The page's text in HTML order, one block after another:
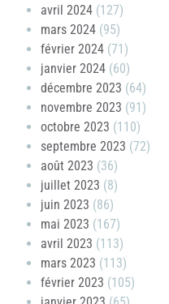
avril 2024 (127)
mars 2024 (95)
février 2024 (71)
janvier 2024 (60)
décembre 2023 (64)
novembre 2023 (91)
octobre 2023 (110)
septembre 2023 (72)
août 2023 (36)
juillet 2023 (8)
juin 2023 (86)
mai 2023 (167)
avril 2023 (113)
mars 2023 (113)
février 2023 (105)